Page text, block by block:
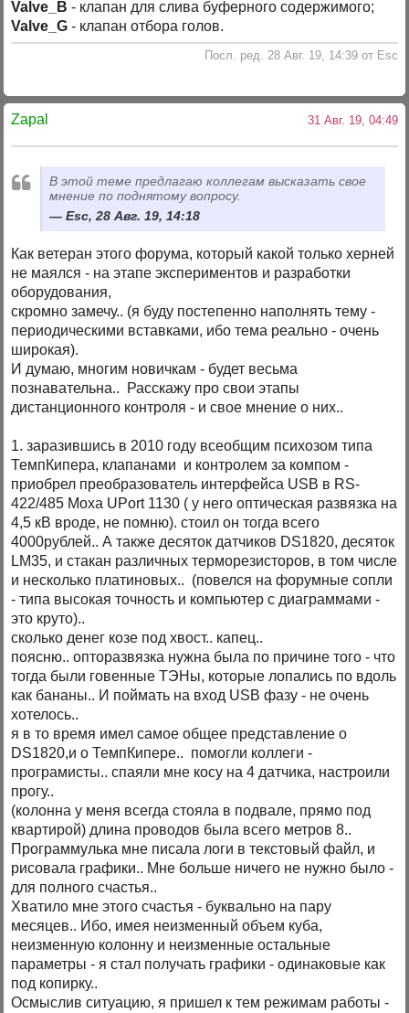
Valve_B - клапан для слива буферного содержимого;
Valve_G - клапан отбора голов.
Посл. ред. 28 Авг. 19, 14:39 от Esc
Zapal 31 Авг. 19, 04:49
В этой теме предлагаю коллегам высказать свое
мнение по поднятому вопросу.
Esc, 28 Авг. 19, 14:18
Как ветеран этого форума, который какой только херней
не маялся - на этапе экспериментов и разработки
оборудования,
скромно замечу.. (я буду постепенно наполнять тему -
периодическими вставками, ибо тема реально - очень
широкая).
И думаю, многим новичкам - будет весьма
познавательна.. Расскажу про свои этапы
дистанционного контроля - и свое мнение о них..
1. заразившись в 2010 году всеобщим психозом типа
ТемпКипера, клапанами и контролем за компом -
приобрел преобразователь интерфейса USB в RS-
422/485 Moxa UPort 1130 ( у него оптическая развязка на
4,5 кВ вроде, не помню). стоил он тогда всего
4000рублей.. А также десяток датчиков DS1820, десяток
LM35, и стакан различных терморезисторов, в том числе
и несколько платиновых.. (повелся на форумные сопли
- типа высокая точность и компьютер с диаграммами -
это круто)..
сколько денег козе под хвост.. капец..
поясню.. опторазвязка нужна была по причине того - что
тогда были говенные ТЭНы, которые лопались по вдоль
как бананы.. И поймать на вход USB фазу - не очень
хотелось..
я в то время имел самое общее представление о
DS1820,и о ТемпКипере.. помогли коллеги -
програмисты.. спаяли мне косу на 4 датчика, настроили
прогу..
(колонна у меня всегда стояла в подвале, прямо под
квартирой) длина проводов была всего метров 8..
Программулька мне писала логи в текстовый файл, и
рисовала графики.. Мне больше ничего не нужно было -
для полного счастья..
Хватило мне этого счастья - буквально на пару
месяцев.. Ибо, имея неизменный объем куба,
неизменную колонну и неизменные остальные
параметры - я стал получать графики - одинаковые как
под копирку..
Осмыслив ситуацию, я пришел к тем режимам работы -